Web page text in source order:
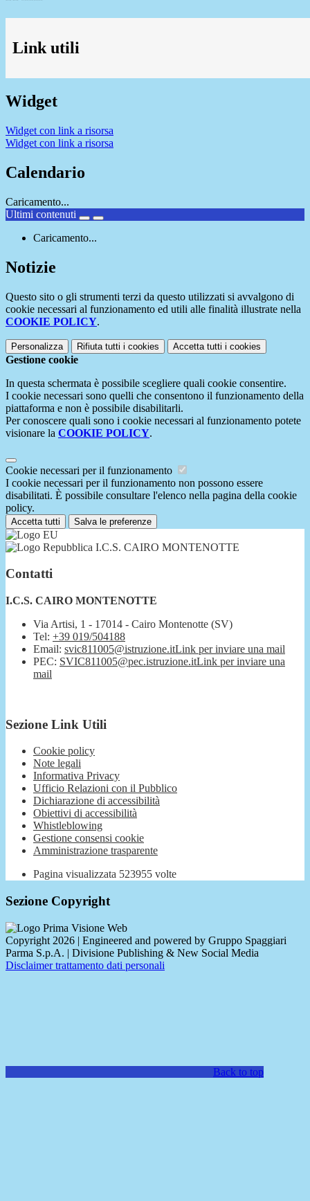
Link utili
Widget
Widget con link a risorsa
Widget con link a risorsa
Calendario
Caricamento...
Ultimi contenuti
Caricamento...
Notizie
Questo sito o gli strumenti terzi da questo utilizzati si avvalgono di
cookie necessari al funzionamento ed utili alle finalità illustrate nella
COOKIE POLICY.
Personalizza Rifiuta tutti i cookies Accetta tutti i cookies
Gestione cookie
In questa schermata è possibile scegliere quali cookie consentire.
I cookie necessari sono quelli che consentono il funzionamento della
piattaforma e non è possibile disabilitarli.
Per conoscere quali sono i cookie necessari al funzionamento potete
visionare la COOKIE POLICY.
Cookie necessari per il funzionamento
I cookie necessari per il funzionamento non possono essere
disabilitati. È possibile consultare l'elenco nella pagina della cookie
policy.
Accetta tutti Salva le preferenze
I.C.S. CAIRO MONTENOTTE
Contatti
I.C.S. CAIRO MONTENOTTE
Via Artisi, 1 - 17014 - Cairo Montenotte (SV)
Tel: +39 019/504188
Email: svic811005@istruzione.itLink per inviare una mail
PEC: SVIC811005@pec.istruzione.itLink per inviare una
mail
Sezione Link Utili
Cookie policy
Note legali
Informativa Privacy
Ufficio Relazioni con il Pubblico
Dichiarazione di accessibilità
Obiettivi di accessibilità
Whistleblowing
Gestione consensi cookie
Amministrazione trasparente
Pagina visualizzata 523955 volte
Sezione Copyright
Copyright 2026 | Engineered and powered by Gruppo Spaggiari
Parma S.p.A. | Divisione Publishing & New Social Media
Disclaimer trattamento dati personali
Back to top